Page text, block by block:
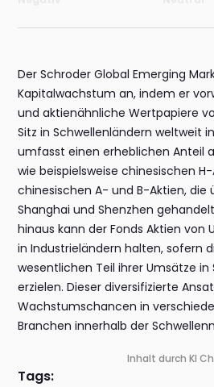
Der Schroder Global Emerging
Kapitalwachstum an, indem er
und aktienähnliche Wertpapiere
Sitz in Schwellenländern weltweit
umfasst einen erheblichen Anteil
wie beispielsweise chinesischen
chinesischen A- und B-Aktien, die
Shanghai und Shenzhen
hinaus kann der Fonds Aktien von
in Industrieländern halten, sofern
wesentlichen Teil ihrer Umsätze in
erzielen. Dieser diversifizierte
Wachstumschancen in
Branchen innerhalb der
Inhalt durch KI
Tags: